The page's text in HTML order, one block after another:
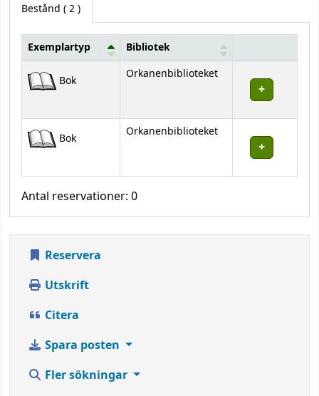
Bestånd ( 2 )
Bestånd
Exemplartyp Bibliotek
Bok Orkanenbiblioteket
Bok Orkanenbiblioteket
Antal reservationer: 0
Reservera
Utskrift
Citera
Spara posten
Fler sökningar